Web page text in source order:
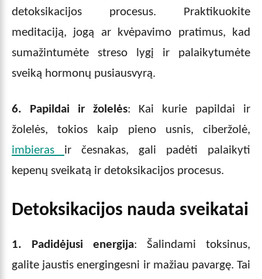
detoksikacijos procesus. Praktikuokite
meditaciją, jogą ar kvėpavimo pratimus, kad
sumažintumėte streso lygį ir palaikytumėte
sveiką hormonų pusiausvyrą.
6. Papildai ir žolelės: Kai kurie papildai ir
žolelės, tokios kaip pieno usnis, ciberžolė,
imbieras ir česnakas, gali padėti palaikyti
kepenų sveikatą ir detoksikacijos procesus.
Detoksikacijos nauda sveikatai
1. Padidėjusi energija: Šalindami toksinus,
galite jaustis energingesni ir mažiau pavargę. Tai